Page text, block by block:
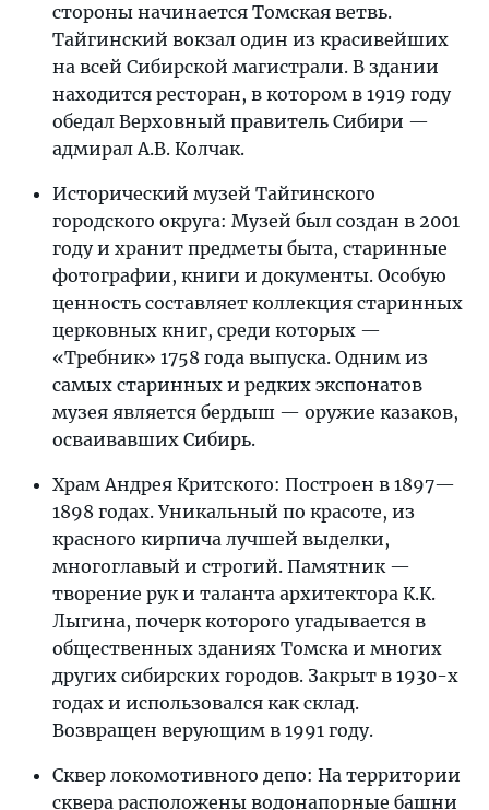
стороны начинается Томская ветвь.
Тайгинский вокзал один из красивейших
на всей Сибирской магистрали. В здании
находится ресторан, в котором в 1919 году
обедал Верховный правитель Сибири —
адмирал А.В. Колчак.
Исторический музей Тайгинского
городского округа: Музей был создан в 2001
году и хранит предметы быта, старинные
фотографии, книги и документы. Особую
ценность составляет коллекция старинных
церковных книг, среди которых —
«Требник» 1758 года выпуска. Одним из
самых старинных и редких экспонатов
музея является бердыш — оружие казаков,
осваивавших Сибирь.
Храм Андрея Критского: Построен в 1897—
1898 годах. Уникальный по красоте, из
красного кирпича лучшей выделки,
многоглавый и строгий. Памятник —
творение рук и таланта архитектора К.К.
Лыгина, почерк которого угадывается в
общественных зданиях Томска и многих
других сибирских городов. Закрыт в 1930-х
годах и использовался как склад.
Возвращен верующим в 1991 году.
Сквер локомотивного депо: На территории
сквера расположены водонапорные башни